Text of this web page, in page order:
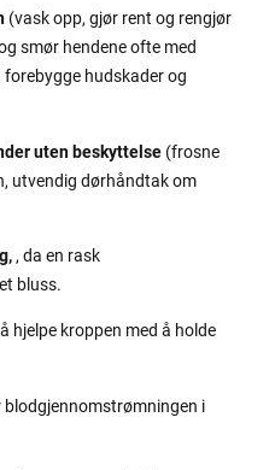
(vask opp, gjør rent og rengjør
smør hendene ofte med
hudskader og
uten beskyttelse (frosne
utvendig dørhåndtak om
, da en rask
bluss.
hjelpe kroppen med å holde
blodgjennomstrømningen i